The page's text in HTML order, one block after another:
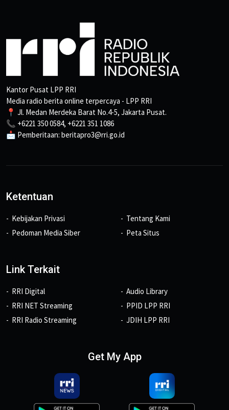
Kantor Pusat LPP RRI
Media radio berita online terpercaya - LPP RRI
📍 Jl. Medan Merdeka Barat No.4-5, Jakarta Pusat.
📞 +6221 350 0584, +6221 351 1086
📩 Pemberitaan: beritapro3@rri.go.id
Ketentuan
Kebijakan Privasi
Pedoman Media Siber
Tentang Kami
Peta Situs
Link Terkait
RRI Digital
RRI NET Streaming
RRI Radio Streaming
Audio Library
PPID LPP RRI
JDIH LPP RRI
Get My App